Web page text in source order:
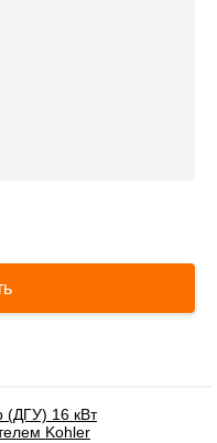
(ДГУ) 16 кВт
Kohler